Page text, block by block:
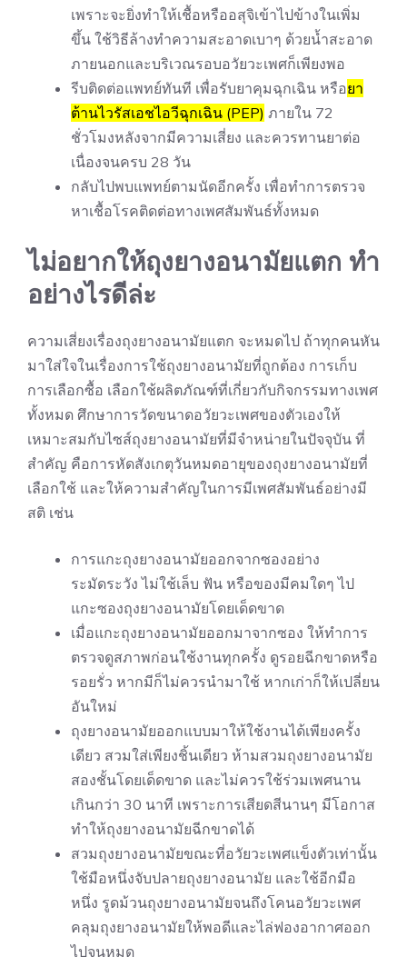
เพราะจะยิ่งทำให้เชื้อหรืออสุจิเข้าไปข้างในเพิ่ม
ขึ้น ใช้วิธีล้างทำความสะอาดเบาๆ ด้วยน้ำสะอาด
ภายนอกและบริเวณรอบอวัยวะเพศก็เพียงพอ
รีบติดต่อแพทย์ทันที เพื่อรับยาคุมฉุกเฉิน หรือยา
ต้านไวรัสเอชไอวีฉุกเฉิน (PEP) ภายใน 72
ชั่วโมงหลังจากมีความเสี่ยง และควรทานยาต่อ
เนื่องจนครบ 28 วัน
กลับไปพบแพทย์ตามนัดอีกครั้ง เพื่อทำการตรวจ
หาเชื้อโรคติดต่อทางเพศสัมพันธ์ทั้งหมด
ไม่อยากให้ถุงยางอนามัยแตก ทำ
อย่างไรดีล่ะ
ความเสี่ยงเรื่องถุงยางอนามัยแตก จะหมดไป ถ้าทุกคนหัน
มาใส่ใจในเรื่องการใช้ถุงยางอนามัยที่ถูกต้อง การเก็บ
การเลือกซื้อ เลือกใช้ผลิตภัณฑ์ที่เกี่ยวกับกิจกรรมทางเพศ
ทั้งหมด ศึกษาการวัดขนาดอวัยวะเพศของตัวเองให้
เหมาะสมกับไซส์ถุงยางอนามัยที่มีจำหน่ายในปัจจุบัน ที่
สำคัญ คือการหัดสังเกตุวันหมดอายุของถุงยางอนามัยที่
เลือกใช้ และให้ความสำคัญในการมีเพศสัมพันธ์อย่างมี
สติ เช่น
การแกะถุงยางอนามัยออกจากซองอย่าง
ระมัดระวัง ไม่ใช้เล็บ ฟัน หรือของมีคมใดๆ ไป
แกะซองถุงยางอนามัยโดยเด็ดขาด
เมื่อแกะถุงยางอนามัยออกมาจากซอง ให้ทำการ
ตรวจดูสภาพก่อนใช้งานทุกครั้ง ดูรอยฉีกขาดหรือ
รอยรั่ว หากมีก็ไม่ควรนำมาใช้ หากเก่าก็ให้เปลี่ยน
อันใหม่
ถุงยางอนามัยออกแบบมาให้ใช้งานได้เพียงครั้ง
เดียว สวมใส่เพียงชิ้นเดียว ห้ามสวมถุงยางอนามัย
สองชั้นโดยเด็ดขาด และไม่ควรใช้ร่วมเพศนาน
เกินกว่า 30 นาที เพราะการเสียดสีนานๆ มีโอกาส
ทำให้ถุงยางอนามัยฉีกขาดได้
สวมถุงยางอนามัยขณะที่อวัยวะเพศแข็งตัวเท่านั้น
ใช้มือหนึ่งจับปลายถุงยางอนามัย และใช้อีกมือ
หนึ่ง รูดม้วนถุงยางอนามัยจนถึงโคนอวัยวะเพศ
คลุมถุงยางอนามัยให้พอดีและไล่ฟองอากาศออก
ไปจนหมด